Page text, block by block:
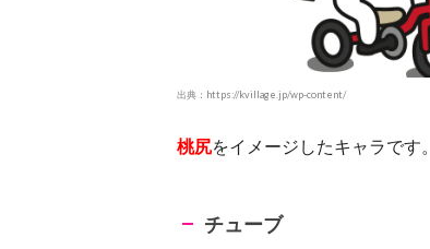
出典：https://kvillage.jp/wp-content/
桃尻をイメージしたキャラです。
チューブ